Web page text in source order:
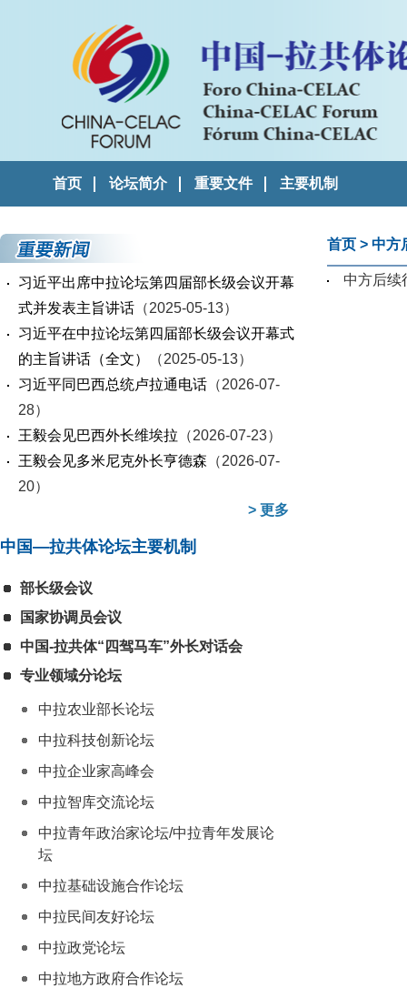
首页 论坛简介 重要文件 主要机制
习近平出席中拉论坛第四届部长级会议开幕
式并发表主旨讲话 （2025-05-13）
习近平在中拉论坛第四届部长级会议开幕式
的主旨讲话（全文）
（2025-05-13）
习近平同巴西总统卢拉通电话 （2026-07-
28）
王毅会见巴西外长维埃拉 （2026-07-23）
王毅会见多米尼克外长亨德森 （2026-07-
20）
> 更多
中国—拉共体论坛主要机制
部长级会议
国家协调员会议
中国-拉共体“四驾马车”外长对话会
专业领域分论坛
中拉农业部长论坛
中拉科技创新论坛
中拉企业家高峰会
中拉智库交流论坛
中拉青年政治家论坛/中拉青年发展论
坛
中拉基础设施合作论坛
中拉民间友好论坛
中拉政党论坛
中拉地方政府合作论坛
首页 > 中方
中方后续